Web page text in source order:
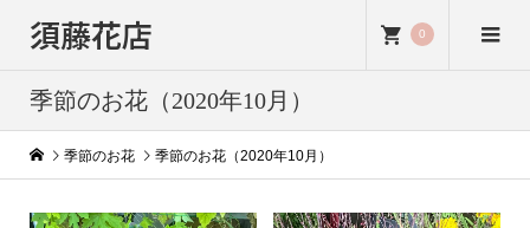
須藤花店 0
季節のお花（2020年10月）
季節のお花 季節のお花（2020年10月）